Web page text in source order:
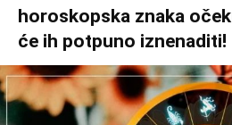
horoskopska znaka
će ih potpuno iznenaditi!